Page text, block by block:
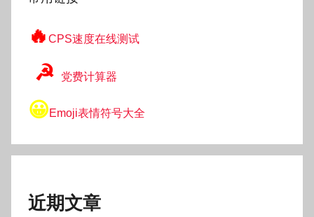
🔥 CPS速度在线测试
☭ 党费计算器
😀Emoji表情符号大全
近期文章